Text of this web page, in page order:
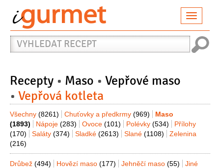
Vyhledat
recept
Recepty Maso
Vepřové maso
Vepřová kotleta
Všechny (8261) Chuťovky a předkrmy (969)
Maso
(1893)
Nápoje (283) Ovoce (101) Polévky (534)
Přílohy
(170)
Saláty (374) Sladké (2613) Slané (1108)
Zelenina
(216)
Drůbež (494) Hovězí maso (177) Jehněčí maso (55)
Jiné